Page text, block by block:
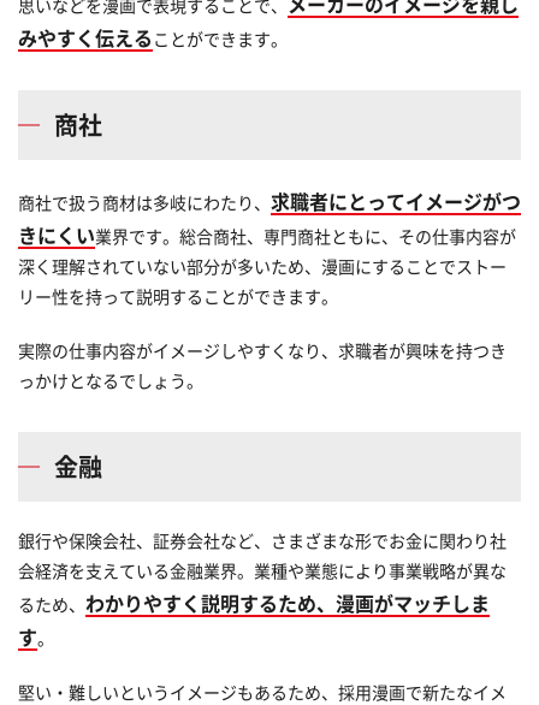
みやすく伝える ことができます。
商社
商社で扱う商材は多岐にわたり、 求職者にとってイメージがつ
きにくい業界です。総合商社、専門商社ともに、その仕事内容が
深く理解されていない部分が多いため、漫画にすることでストー
リー性を持って説明することができます。
実際の仕事内容がイメージしやすくなり、求職者が興味を持つき
っかけとなるでしょう。
金融
銀行や保険会社、証券会社など、さまざまな形でお金に関わり社
会経済を支えている金融業界。業種や業態により事業戦略が異な
るため、 わかりやすく説明するため、漫画がマッチしま
す。
堅い・難しいというイメージもあるため、採用漫画で新たなイメ